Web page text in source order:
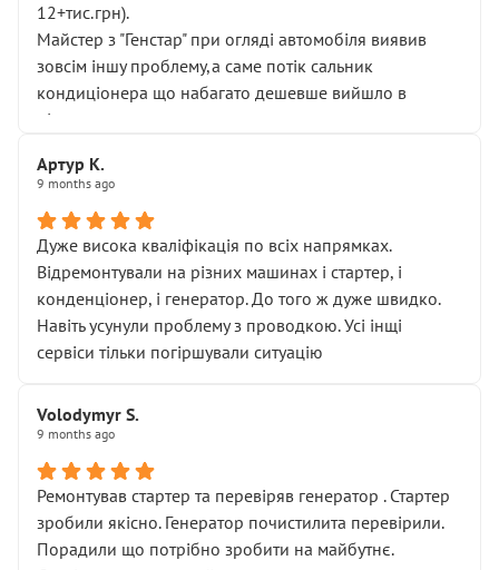
12+тис.грн).
Майстер з "Генстар" при огляді автомобіля виявив
зовсім іншу проблему,а саме потік сальник
кондиціонера що набагато дешевше вийшло в
підсумку.
Артур К.
9 months ago
Дуже висока кваліфікація по всіх напрямках.
Відремонтували на різних машинах і стартер, і
конденціонер, і генератор. До того ж дуже швидко.
Навіть усунули проблему з проводкою. Усі інщі
сервіси тільки погіршували ситуацію
Volodymyr S.
9 months ago
Ремонтував стартер та перевіряв генератор . Стартер
зробили якісно. Генератор почистилита перевірили.
Порадили що потрібно зробити на майбутнє.